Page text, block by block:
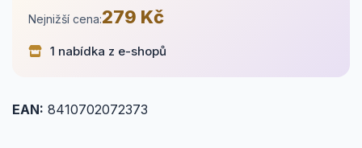
Nejnižší cena:279 Kč
1 nabídka z e-shopů
EAN: 8410702072373